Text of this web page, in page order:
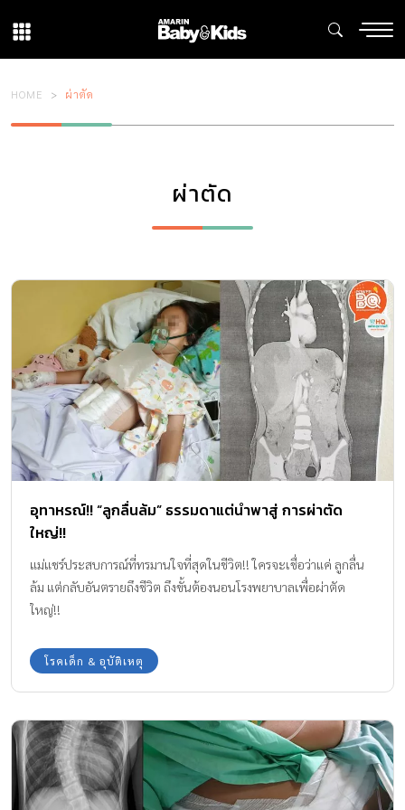
HOME ผ่าตัด
ผ่าตัด
อุทาหรณ์!! “ลูกลื่นล้ม” ธรรมดาแต่นำพาสู่ การผ่าตัด
ใหญ่!!
แม่แชร์ประสบการณ์ที่ทรมานใจที่สุดในชีวิต!! ใครจะเชื่อว่าแค่ ลูกลื่น
ล้ม แต่กลับอันตรายถึงชีวิต ถึงขั้นต้องนอนโรงพยาบาลเพื่อผ่าตัด
ใหญ่!!
โรคเด็ก & อุบัติเหตุ